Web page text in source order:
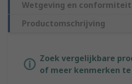
Wetgeving en conformiteit
Productomschrijving
Zoek vergelijkbare
of meer kenmerken